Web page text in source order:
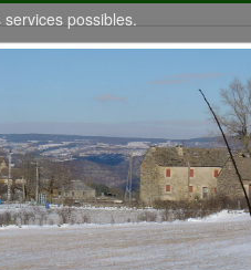
possibles.